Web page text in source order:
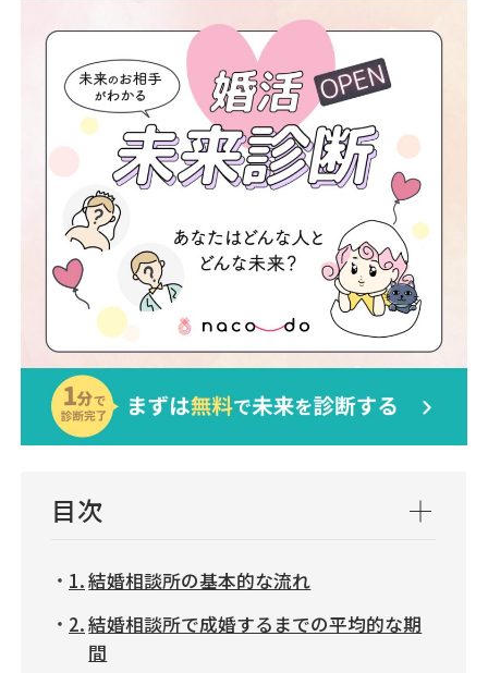
目次
結婚相談所の基本的な流れ
結婚相談所で成婚するまでの平均的な期
間